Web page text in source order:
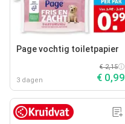
Page vochtig toiletpapier
3 dagen
€ 2,15
€ 0,99